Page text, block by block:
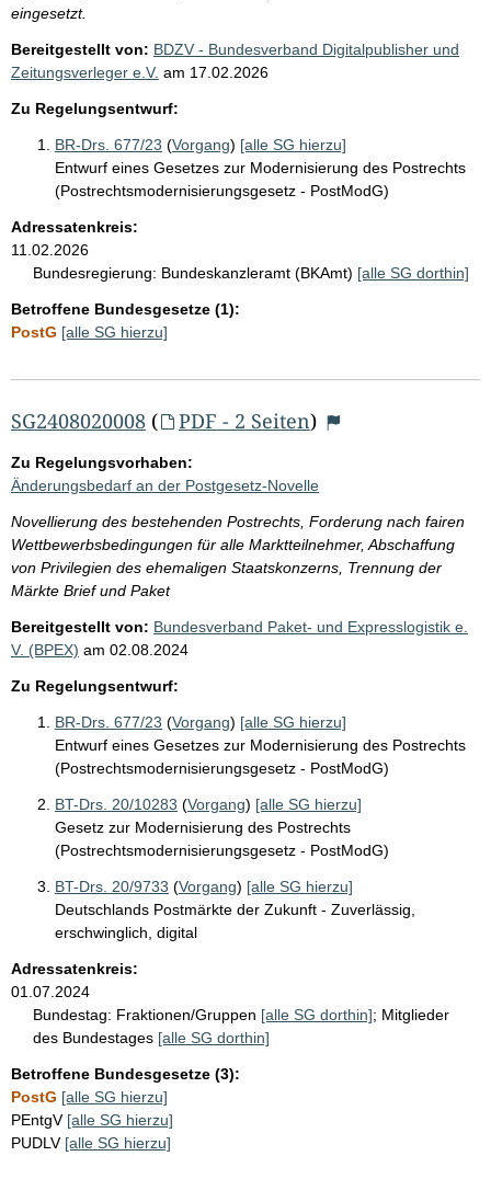
eingesetzt.
Bereitgestellt von: BDZV - Bundesverband Digitalpublisher und
Zeitungsverleger e.V. am 17.02.2026
Zu Regelungsentwurf:
BR-Drs. 677/23 (Vorgang) [alle SG hierzu]
Entwurf eines Gesetzes zur Modernisierung des Postrechts
(Postrechtsmodernisierungsgesetz - PostModG)
Adressatenkreis:
11.02.2026
Bundesregierung: Bundeskanzleramt (BKAmt) [alle SG dorthin]
Betroffene Bundesgesetze (1):
PostG [alle SG hierzu]
SG2408020008 ( PDF - 2 Seiten)
Zu Regelungsvorhaben:
Änderungsbedarf an der Postgesetz-Novelle
Novellierung des bestehenden Postrechts, Forderung nach fairen
Wettbewerbsbedingungen für alle Marktteilnehmer, Abschaffung
von Privilegien des ehemaligen Staatskonzerns, Trennung der
Märkte Brief und Paket
Bereitgestellt von: Bundesverband Paket- und Expresslogistik e.
V. (BPEX) am 02.08.2024
Zu Regelungsentwurf:
BR-Drs. 677/23 (Vorgang) [alle SG hierzu]
Entwurf eines Gesetzes zur Modernisierung des Postrechts
(Postrechtsmodernisierungsgesetz - PostModG)
BT-Drs. 20/10283 (Vorgang) [alle SG hierzu]
Gesetz zur Modernisierung des Postrechts
(Postrechtsmodernisierungsgesetz - PostModG)
BT-Drs. 20/9733 (Vorgang) [alle SG hierzu]
Deutschlands Postmärkte der Zukunft - Zuverlässig,
erschwinglich, digital
Adressatenkreis:
01.07.2024
Bundestag: Fraktionen/Gruppen [alle SG dorthin]; Mitglieder
des Bundestages [alle SG dorthin]
Betroffene Bundesgesetze (3):
PostG [alle SG hierzu]
PEntgV [alle SG hierzu]
PUDLV [alle SG hierzu]